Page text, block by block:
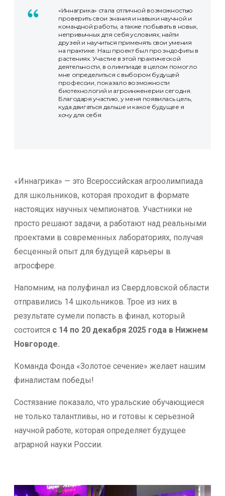
«Иннагрика» стала отличной возможностью
проверить свои знания и навыки научной и
командной работы, а также побывать в новых,
непривычных для себя условиях, найти
друзей и научиться применять свои умения
на практике. Наш проект был про эндофиты в
растениях. Участие в этой практической
деятельности, в олимпиаде в целом помогло
мне определиться с выбором будущей
профессии, показало возможности
биотехнологий и агроинженерии сегодня.
Благодаря участию, у меня появилась цель,
куда двигаться дальше и какое будущее я
хочу для себя
«Иннагрика» — это Всероссийская агроолимпиада
для школьников, которая проходит в формате
настоящих научных чемпионатов. Участники не
просто решают задачи, а работают над реальными
проектами в современных лабораториях, получая
бесценный опыт для будущей карьеры в
агросфере.
Напомним, на полуфинал из Свердловской области
отправились 14 школьников. Трое из них в
результате сумели попасть в финал, который
состоится с 14 по 20 декабря 2025 года в Нижнем
Новгороде.
Команда Фонда «Золотое сечение» желает нашим
финалистам победы!
Состязание показало, что уральские обучающиеся
не только талантливы, но и готовы к серьезной
научной работе, которая определяет будущее
аграрной науки России.